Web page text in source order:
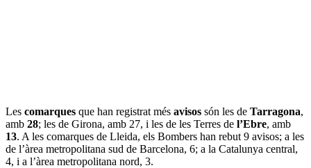
Les comarques que han registrat més avisos són les de Tarragona,
amb 28; les de Girona, amb 27, i les de les Terres de l’Ebre, amb
13. A les comarques de Lleida, els Bombers han rebut 9 avisos; a les
de l’àrea metropolitana sud de Barcelona, 6; a la Catalunya central,
4, i a l’àrea metropolitana nord, 3.